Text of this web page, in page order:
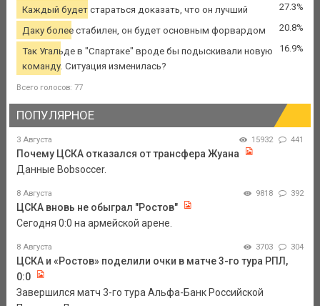
Каждый будет стараться доказать, что он лучший 27.3%
Даку более стабилен, он будет основным форвардом 20.8%
Так Угальде в "Спартаке" вроде бы подыскивали новую
команду. Ситуация изменилась?
16.9%
Всего голосов: 77
ПОПУЛЯРНОЕ
3 Августа 15932 441
Почему ЦСКА отказался от трансфера Жуана
Данные Bobsoccer.
8 Августа 9818 392
ЦСКА вновь не обыграл "Ростов"
Сегодня 0:0 на армейской арене.
8 Августа 3703 304
ЦСКА и «Ростов» поделили очки в матче 3-го тура РПЛ,
0:0
Завершился матч 3-го тура Альфа-Банк Российской